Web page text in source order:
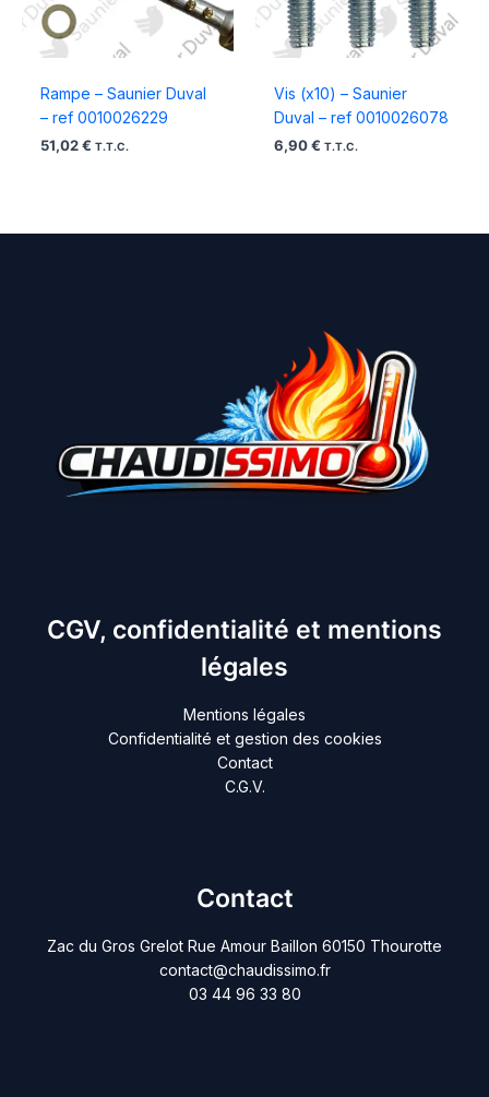
Rampe – Saunier Duval
– ref 0010026229
51,02 € T.T.C.
Vis (x10) – Saunier
Duval – ref 0010026078
6,90 € T.T.C.
CGV, confidentialité et mentions
légales
Mentions légales
Confidentialité et gestion des cookies
Contact
C.G.V.
Contact
Zac du Gros Grelot Rue Amour Baillon 60150 Thourotte
contact@chaudissimo.fr
03 44 96 33 80